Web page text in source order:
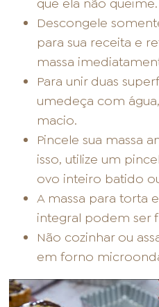
que ela não queime.
Descongele
para sua receita e
massa
Para unir duas
umedeça com
macio.
Pincele sua massa
isso, utilize um
ovo inteiro batido
A massa para torta
integral podem ser
Não cozinhar ou
em forno